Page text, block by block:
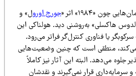
اثر «
جورج اورول» و
به‌روشنی دید. هولناکی این
یا فناوری کنترل‌گر فراتر می‌رود.
منطقی است که چنین وضعیت‌هایی
می‌دهد. البته این آثار نیز کاملاً
قرار نمی‌گیرند و نقدشان